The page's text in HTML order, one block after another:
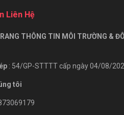
Liên Hệ
THÔNG TIN MÔI TRƯỜNG &
: 54/GP-STTTT cấp ngày 04/08/
tôi